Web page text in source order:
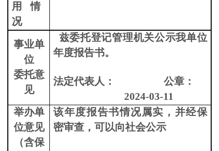
用
情
况
事业单
位
委托意
见
兹委托登记管理机关公示我单位
年度报告书。
法定代表人：
公章：
2024-03-11
举办单
位意见
（含保
该年度报告书情况属实，并经保
密审查，可以向社会公示